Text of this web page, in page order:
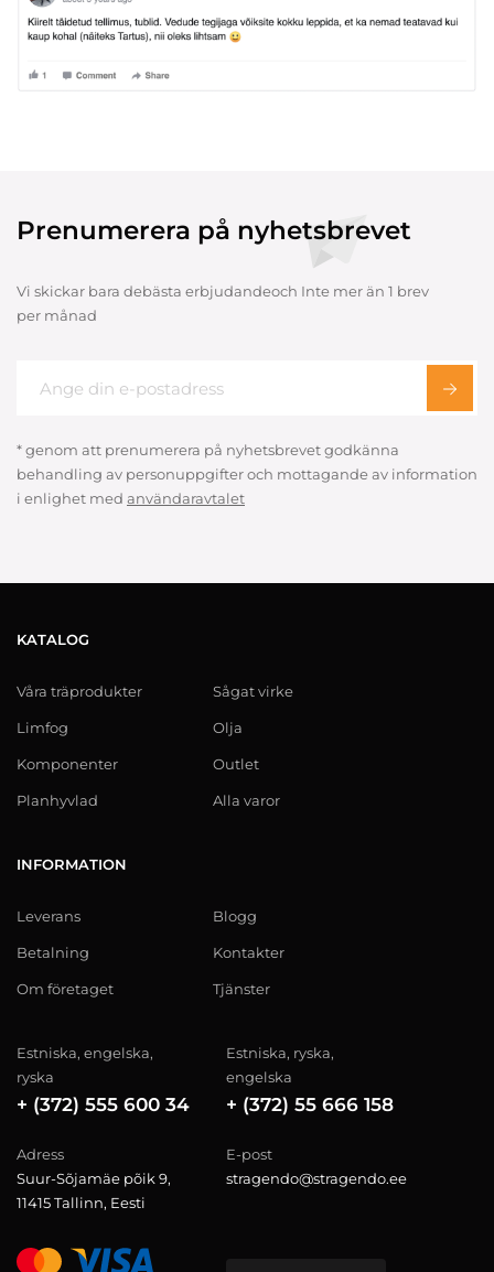
Prenumerera på nyhetsbrevet
Vi skickar bara debästa erbjudandeoch Inte mer än 1 brev
per månad
* genom att prenumerera på nyhetsbrevet godkänna
behandling av personuppgifter och mottagande av information
i enlighet med användaravtalet
KATALOG
Våra träprodukter
Limfog
Komponenter
Planhyvlad
Sågat virke
Olja
Outlet
Alla varor
INFORMATION
Leverans
Betalning
Om företaget
Blogg
Kontakter
Tjänster
Estniska, engelska,
ryska
+ (372) 555 600 34
Estniska, ryska,
engelska
+ (372) 55 666 158
Adress
Suur-Sõjamäe põik 9,
11415 Tallinn, Eesti
E-post
stragendo@stragendo.ee